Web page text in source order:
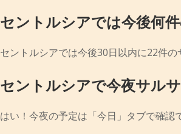
セントルシアでは今後何
セントルシアでは今後30日以内に22件の
セントルシアで今夜サル
はい！今夜の予定は「今日」タブで確認